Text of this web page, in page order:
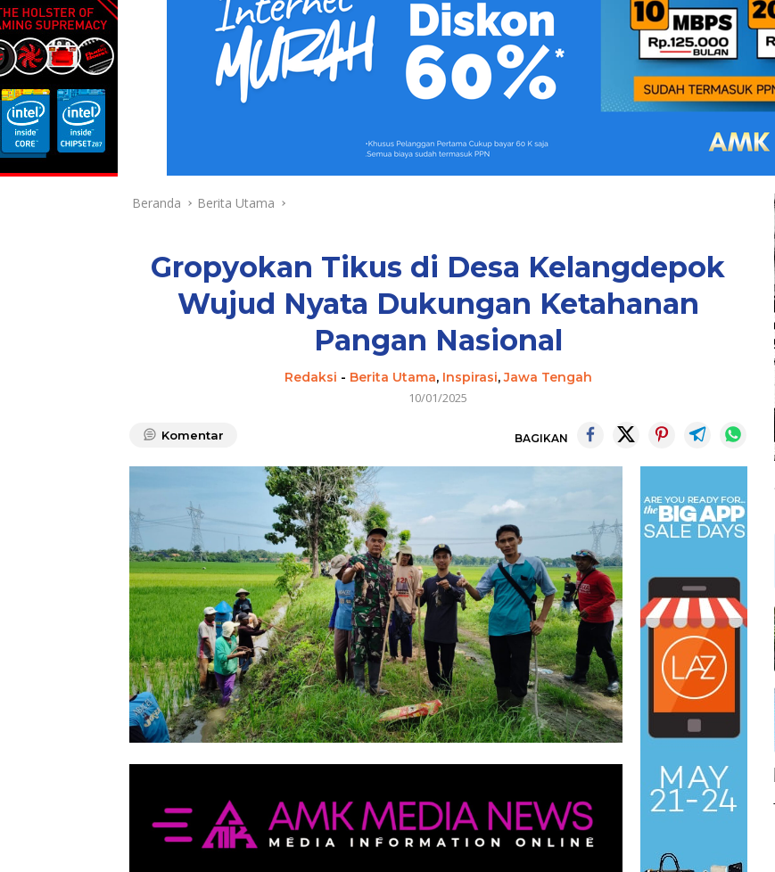
Beranda Berita Utama
Gropyokan Tikus di Desa Kelangdepok
Wujud Nyata Dukungan Ketahanan
Pangan Nasional
Redaksi - Berita Utama, Inspirasi,Jawa Tengah
10/01/2025
Komentar BAGIKAN